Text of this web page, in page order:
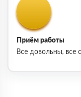
Приём работы
Все довольны, все